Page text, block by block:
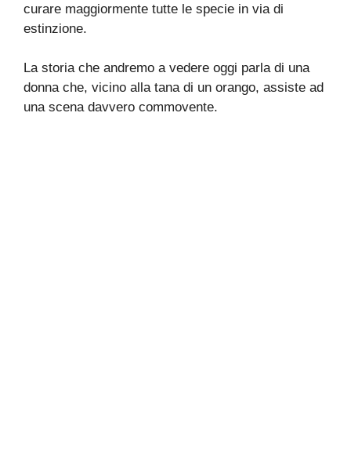
curare maggiormente tutte le specie in via di
estinzione.
La storia che andremo a vedere oggi parla di una
donna che, vicino alla tana di un orango, assiste ad
una scena davvero commovente.